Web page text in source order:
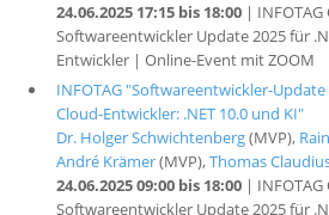
24.06.2025 17:15 bis 18:00| INFOTAG
Softwareentwickler Update 2025 für
Entwickler | Online-Event mit ZOOM
INFOTAG "Softwareentwickler-Update
Cloud-Entwickler: .NET 10.0 und KI"
Dr. Holger Schwichtenberg(MVP),
André Krämer(MVP),Thomas
24.06.2025 09:00 bis 18:00| INFOTAG
Softwareentwickler Update 2025 für